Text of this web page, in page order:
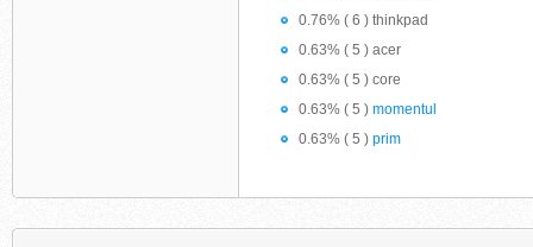
0.76% ( 6 ) thinkpad
0.63% ( 5 ) acer
0.63% ( 5 ) core
0.63% ( 5 ) momentul
0.63% ( 5 ) prim